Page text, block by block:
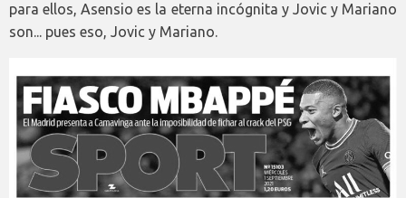
para ellos, Asensio es la eterna incógnita y Jovic y Mariano
son... pues eso, Jovic y Mariano.